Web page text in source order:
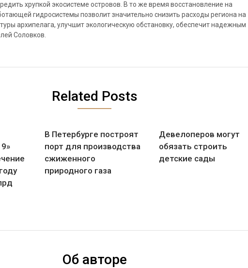
хрупкой экосистеме островов. В то же время восстановление на
гидросистемы позволит значительно снизить расходы региона на
архипелага, улучшит экологическую обстановку, обеспечит надежным
Соловков.
Related Posts
В Петербурге построят
порт для производства
сжиженного
природного газа
Девелоперов могут
обязать строить
детские сады
Об авторе